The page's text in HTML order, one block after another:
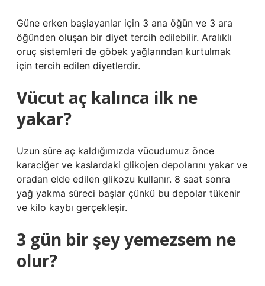
Güne erken başlayanlar için 3 ana öğün ve 3 ara
öğünden oluşan bir diyet tercih edilebilir. Aralıklı
oruç sistemleri de göbek yağlarından kurtulmak
için tercih edilen diyetlerdir.
Vücut aç kalınca ilk ne
yakar?
Uzun süre aç kaldığımızda vücudumuz önce
karaciğer ve kaslardaki glikojen depolarını yakar ve
oradan elde edilen glikozu kullanır. 8 saat sonra
yağ yakma süreci başlar çünkü bu depolar tükenir
ve kilo kaybı gerçekleşir.
3 gün bir şey yemezsem ne
olur?